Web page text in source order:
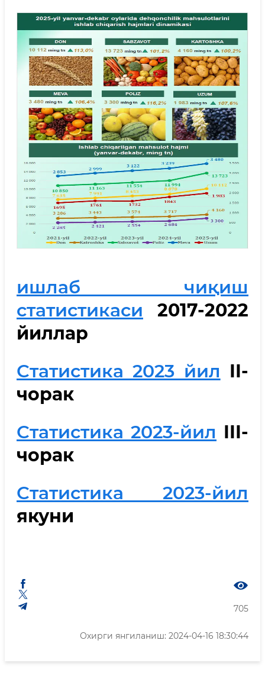
ишлаб чиқиш
статистикаси 2017-2022
йиллар
Статистика 2023 йил II-
чорак
Статистика 2023-йил III-
чорак
Статистика 2023-йил
якуни
705
Охирги янгиланиш: 2024-04-16 18:30:44